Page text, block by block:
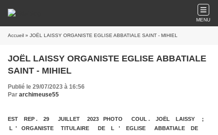
MENU
Accueil » JOËL LAISSY ORGANISTE EGLISE ABBATIALE SAINT - MIHIEL
JOËL LAISSY ORGANISTE EGLISE ABBATIALE
SAINT - MIHIEL
Publié le 29/07/2023 à 16:56
Par archimeuse55
EST REP . 29 JUILLET 2023 PHOTO COUL . JOËL LAISSY ;
L ' ORGANISTE TITULAIRE DE L ' EGLISE ABBATIALE DE